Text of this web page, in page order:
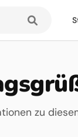
zu